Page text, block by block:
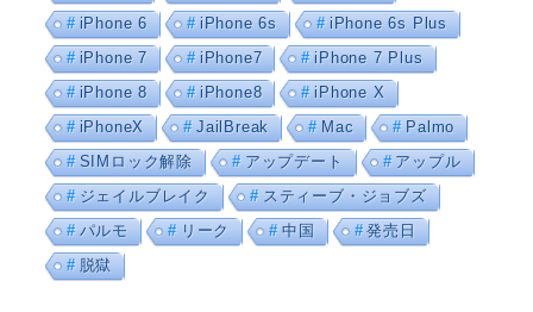
iPhone 6
iPhone 6s
iPhone 6s Plus
iPhone 7
iPhone7
iPhone 7 Plus
iPhone 8
iPhone8
iPhone X
iPhoneX
JailBreak Mac
Palmo
SIMロック解除
アップデート
アップル
ジェイルブレイク
スティーブ・ジョブズ
パルモ
リーク 中国
発売日
脱獄